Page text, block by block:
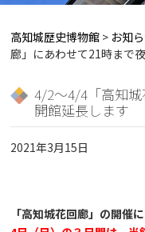
高知城歴史博物館 > お知
廊」にあわせて21時まで
4/2～4/4「高知
開館延長します
2021年3月15日
「高知城花回廊」の開催